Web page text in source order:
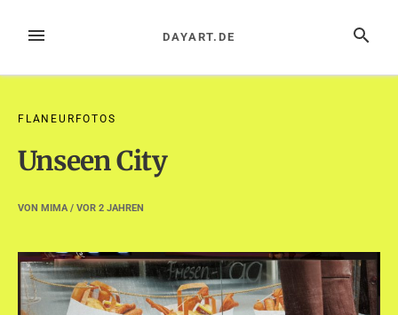
InhaltMENÜ SUCHE
DAYART.DE
FLANEURFOTOS
Unseen City
VON MIMA/ VOR 2 JAHREN